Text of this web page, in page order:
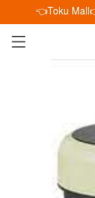
👈Toku
已加入購物車